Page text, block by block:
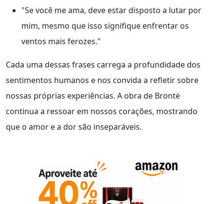
"Se você me ama, deve estar disposto a lutar por
mim, mesmo que isso signifique enfrentar os
ventos mais ferozes."
Cada uma dessas frases carrega a profundidade dos
sentimentos humanos e nos convida a refletir sobre
nossas próprias experiências. A obra de Brontë
continua a ressoar em nossos corações, mostrando
que o amor e a dor são inseparáveis.